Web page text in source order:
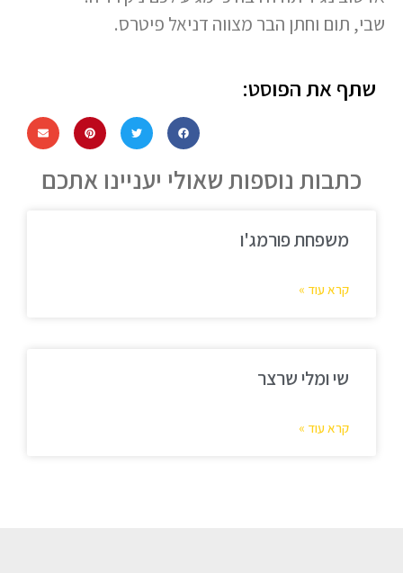
שבי, תום וחתן הבר מצווה דניאל פיטרס.
שתף את הפוסט:
כתבות נוספות שאולי יעניינו אתכם
משפחת פורמג'ו
קרא עוד »
שי ומלי שרצר
קרא עוד »